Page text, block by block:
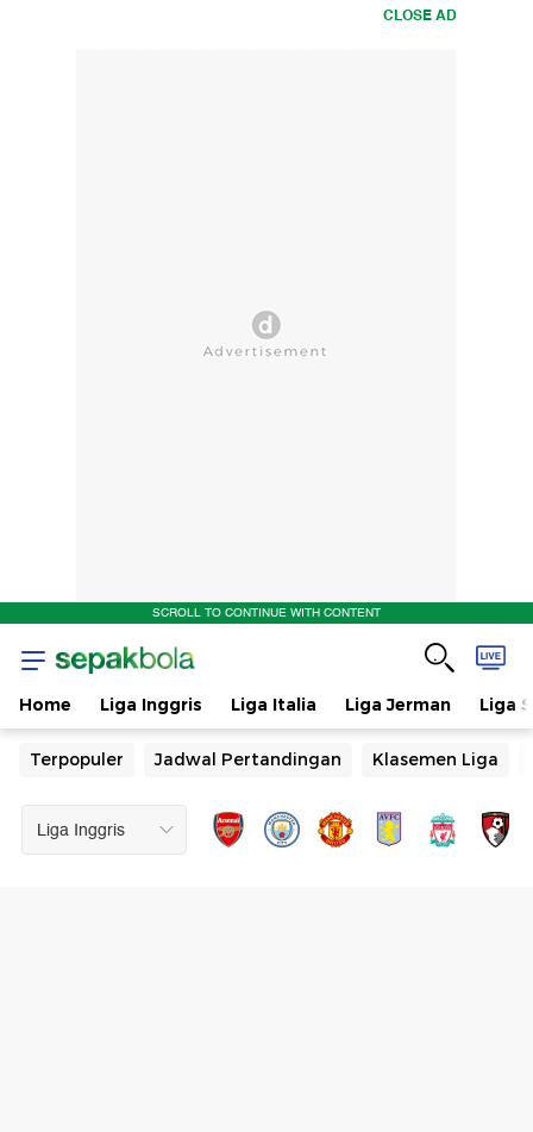
CLOSE AD
SCROLL TO CONTINUE WITH CONTENT
Home Liga Inggris Liga Italia Liga Jerman Liga
Terpopuler Jadwal Pertandingan Klasemen Liga